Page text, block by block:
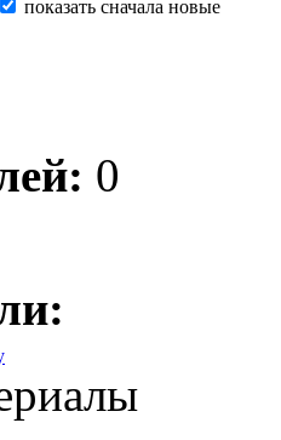
показать сначала новые
0